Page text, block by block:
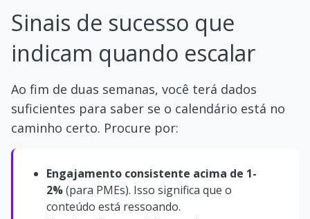
Sinais de sucesso que
indicam quando escalar
Ao fim de duas semanas, você terá dados
suficientes para saber se o calendário está no
caminho certo. Procure por:
Engajamento consistente acima de 1-
2%(para PMEs). Isso significa que o
conteúdo está ressoando.